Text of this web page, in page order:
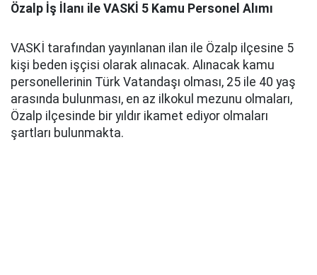
Özalp İş İlanı ile VASKİ 5 Kamu Personel Alımı
VASKİ tarafından yayınlanan ilan ile Özalp ilçesine 5
kişi beden işçisi olarak alınacak. Alınacak kamu
personellerinin Türk Vatandaşı olması, 25 ile 40 yaş
arasında bulunması, en az ilkokul mezunu olmaları,
Özalp ilçesinde bir yıldır ikamet ediyor olmaları
şartları bulunmakta.